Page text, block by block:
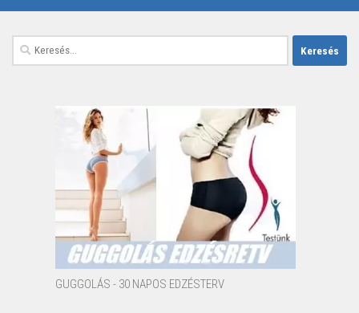
Keresés:
GUGGOLÁS - 30 NAPOS EDZÉSTERV